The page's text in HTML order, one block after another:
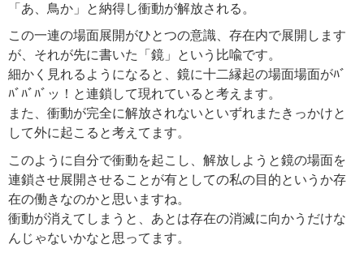
「あ、鳥か」と納得し衝動が解放される。
この一連の場面展開がひとつの意識、存在内で展開します
が、それが先に書いた「鏡」という比喩です。
細かく見れるようになると、鏡に十二縁起の場面場面がﾊﾞ
ﾊﾞﾊﾞﾊﾞッ！と連鎖して現れていると考えます。
また、衝動が完全に解放されないといずれまたきっかけと
して外に起こると考えてます。
このように自分で衝動を起こし、解放しようと鏡の場面を
連鎖させ展開させることが有としての私の目的というか存
在の働きなのかと思いますね。
衝動が消えてしまうと、あとは存在の消滅に向かうだけな
んじゃないかなと思ってます。